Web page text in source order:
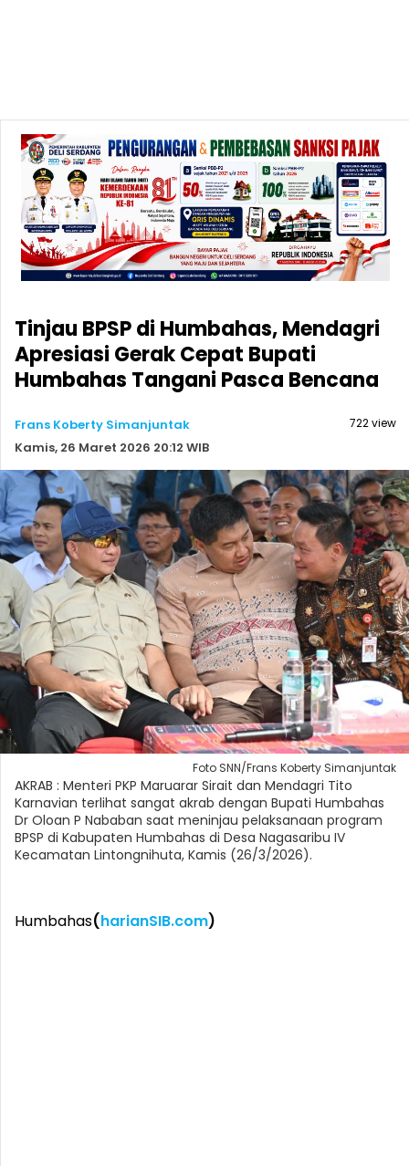
Tinjau BPSP di Humbahas, Mendagri
Apresiasi Gerak Cepat Bupati
Humbahas Tangani Pasca Bencana
Frans Koberty Simanjuntak
Kamis, 26 Maret 2026 20:12 WIB
722 view
Foto SNN/Frans Koberty Simanjuntak
AKRAB : Menteri PKP Maruarar Sirait dan Mendagri Tito
Karnavian terlihat sangat akrab dengan Bupati Humbahas
Dr Oloan P Nababan saat meninjau pelaksanaan program
BPSP di Kabupaten Humbahas di Desa Nagasaribu IV
Kecamatan Lintongnihuta, Kamis (26/3/2026).
Humbahas(harianSIB.com)